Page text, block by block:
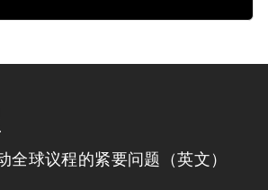
全球议程的紧要问题（英文）